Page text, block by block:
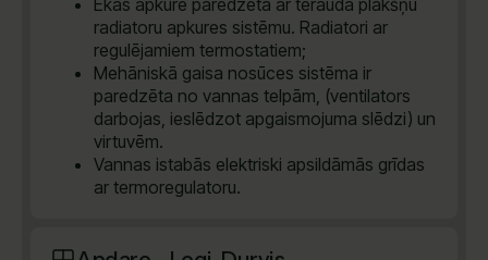
Ēkas apkure paredzēta ar tērauda plākšņu
radiatoru apkures sistēmu. Radiatori ar
regulējamiem termostatiem;
Mehāniskā gaisa nosūces sistēma ir
paredzēta no vannas telpām, (ventilators
darbojas, ieslēdzot apgaismojuma slēdzi) un
virtuvēm.
Vannas istabās elektriski apsildāmās grīdas
ar termoregulatoru.